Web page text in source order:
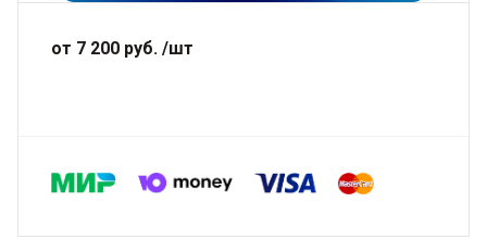
от 7 200 руб. /шт